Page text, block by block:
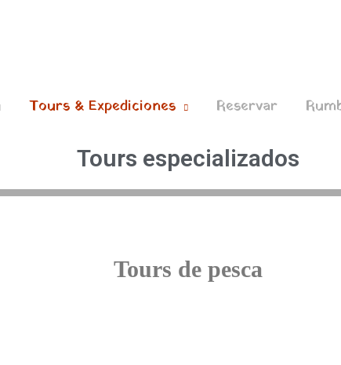
Tours & Expediciones Reservar
Tours especializados
Tours de pesca